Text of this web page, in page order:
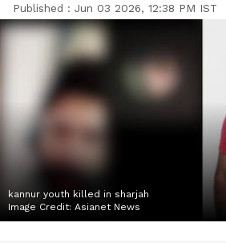
Published : Jun 03 2026, 12:38 PM IST
kannur youth killed in sharjah
Image Credit: Asianet News